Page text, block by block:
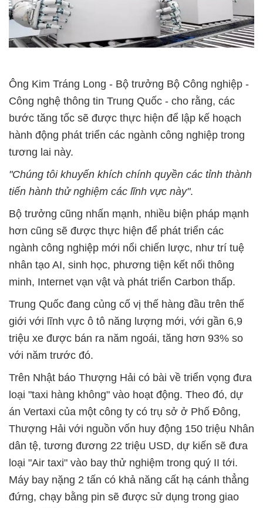
Ông Kim Tráng Long - Bộ trưởng Bộ Công nghiệp -
Công nghệ thông tin Trung Quốc - cho rằng, các
bước tăng tốc sẽ được thực hiện để lập kế hoạch
hành động phát triển các ngành công nghiệp trong
tương lai này.
"Chúng tôi khuyến khích chính quyền các tỉnh thành
tiến hành thử nghiệm các lĩnh vực này".
Bộ trưởng cũng nhấn mạnh, nhiều biện pháp mạnh
hơn cũng sẽ được thực hiện để phát triển các
ngành công nghiệp mới nổi chiến lược, như trí tuệ
nhân tạo AI, sinh học, phương tiện kết nối thông
minh, Internet vạn vật và phát triển Carbon thấp.
Trung Quốc đang củng cố vị thế hàng đầu trên thế
giới với lĩnh vực ô tô năng lượng mới, với gần 6,9
triệu xe được bán ra năm ngoái, tăng hơn 93% so
với năm trước đó.
Trên Nhật báo Thượng Hải có bài về triển vọng đưa
loại "taxi hàng không" vào hoạt động. Theo đó, dự
án Vertaxi của một công ty có trụ sở ở Phố Đông,
Thượng Hải với nguồn vốn huy động 150 triệu Nhân
dân tệ, tương đương 22 triệu USD, dự kiến sẽ đưa
loại "Air taxi" vào bay thử nghiệm trong quý II tới.
Máy bay nặng 2 tấn có khả năng cất hạ cánh thẳng
đứng, chạy bằng pin sẽ được sử dụng trong giao